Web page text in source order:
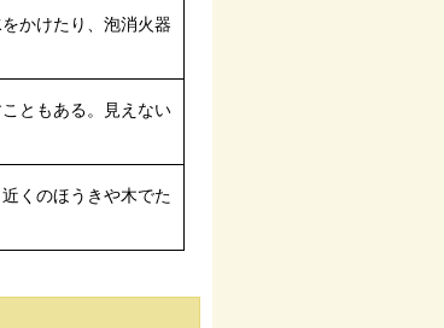
かけたり、泡消火器
ともある。見えない
くのほうきや木でた